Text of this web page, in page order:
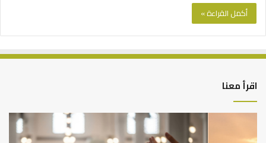
أكمل القراءة »
اقرأ معنا
أهم